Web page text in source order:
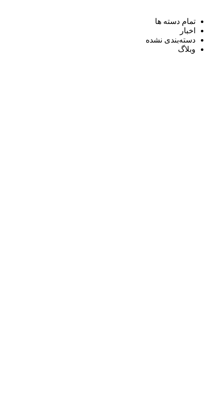
تمام دسته ها
اخبار
دسته‌بندی نشده
وبلاگ